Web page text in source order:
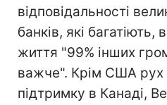
відповідальності
банків, які багатіють,
життя "99% інших
важче". Крім США рух
підтримку в Канаді,